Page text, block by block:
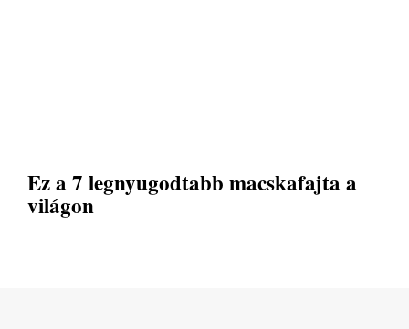
Ez a 7 legnyugodtabb macskafajta a
világon